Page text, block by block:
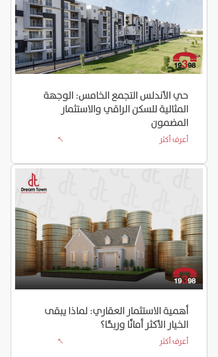
حي الأندلس التجمع الخامس: الوجهة
المثالية للسكن الراقي والاستثمار
المضمون
أعرف أكثر %
أهمية الاستثمار العقاري: لماذا يبقى
الخيار الأكثر أمانًا وربحًا؟
أعرف أكثر %